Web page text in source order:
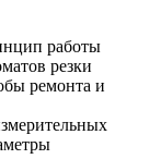
работы
резки
ремонта и